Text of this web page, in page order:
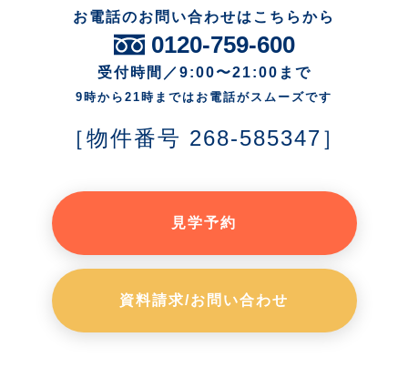
お電話のお問い合わせはこちらから
0120-759-600
受付時間／9:00〜21:00まで
9時から21時まではお電話がスムーズです
［物件番号 268-585347］
見学予約
資料請求/お問い合わせ